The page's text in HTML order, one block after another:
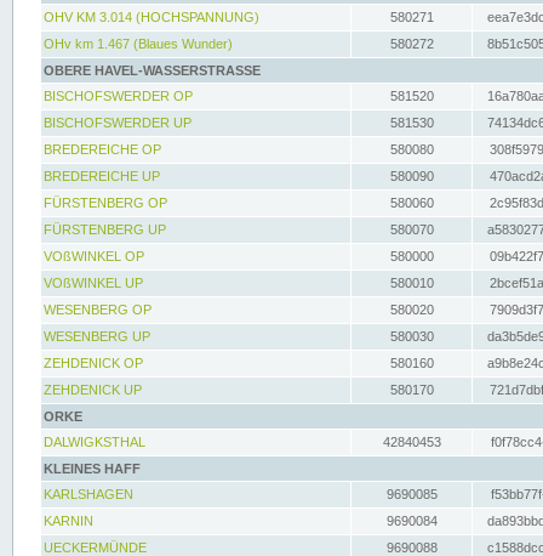
OHV KM 3.014 (HOCHSPANNUNG)
580271
OHv km 1.467 (Blaues Wunder)
580272
OBERE HAVEL-WASSERSTRASSE
BISCHOFSWERDER OP
581520
BISCHOFSWERDER UP
581530
BREDEREICHE OP
580080
BREDEREICHE UP
580090
FÜRSTENBERG OP
580060
FÜRSTENBERG UP
580070
VOßWINKEL OP
580000
VOßWINKEL UP
580010
WESENBERG OP
580020
WESENBERG UP
580030
ZEHDENICK OP
580160
ZEHDENICK UP
580170
ORKE
DALWIGKSTHAL
42840453
KLEINES HAFF
KARLSHAGEN
9690085
KARNIN
9690084
UECKERMÜNDE
9690088